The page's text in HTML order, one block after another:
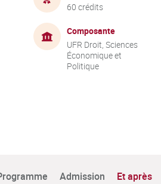
60 crédits
Composante
UFR Droit, Sciences
Économique et
Politique
Admission Et après